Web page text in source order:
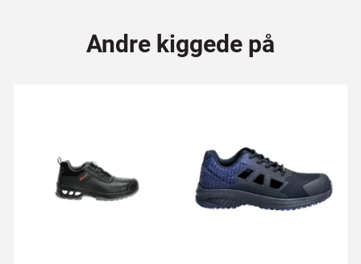
Andre kiggede på